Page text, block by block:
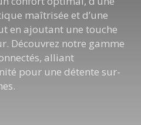
maîtrisée et d’une
en ajoutant une touche
Découvrez notre gamme
alliant
pour une détente sur-